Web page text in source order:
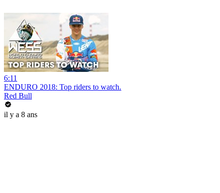
6:11
ENDURO 2018: Top riders to watch.
Red Bull
il y a 8 ans